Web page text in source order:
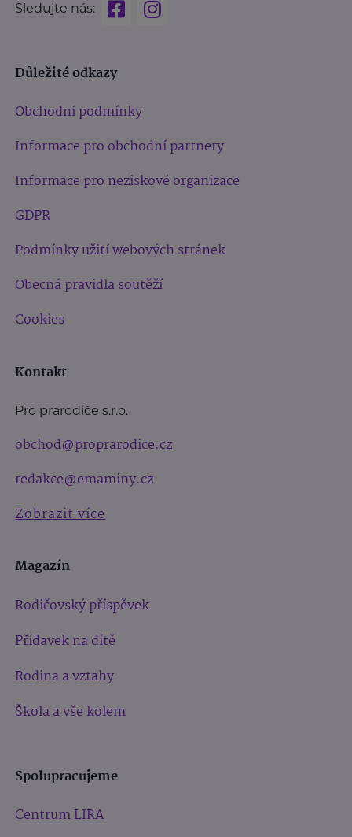
Sledujte nás:
Důležité odkazy
Obchodní podmínky
Informace pro obchodní partnery
Informace pro neziskové organizace
GDPR
Podmínky užití webových stránek
Obecná pravidla soutěží
Cookies
Kontakt
Pro prarodiče s.r.o.
obchod@proprarodice.cz
redakce@emaminy.cz
Zobrazit více
Magazín
Rodičovský příspěvek
Přídavek na dítě
Rodina a vztahy
Škola a vše kolem
Spolupracujeme
Centrum LIRA